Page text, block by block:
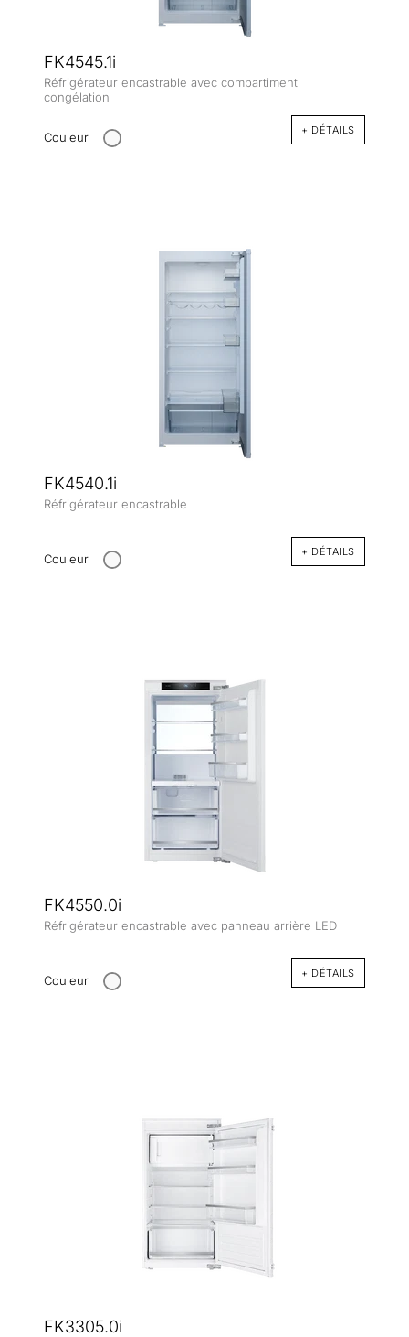
FK4545.1i
Réfrigérateur encastrable avec compartiment
congélation
Couleur + DÉTAILS
FK4540.1i
Réfrigérateur encastrable
Couleur + DÉTAILS
FK4550.0i
Réfrigérateur encastrable avec panneau arrière LED
Couleur + DÉTAILS
FK3305.0i